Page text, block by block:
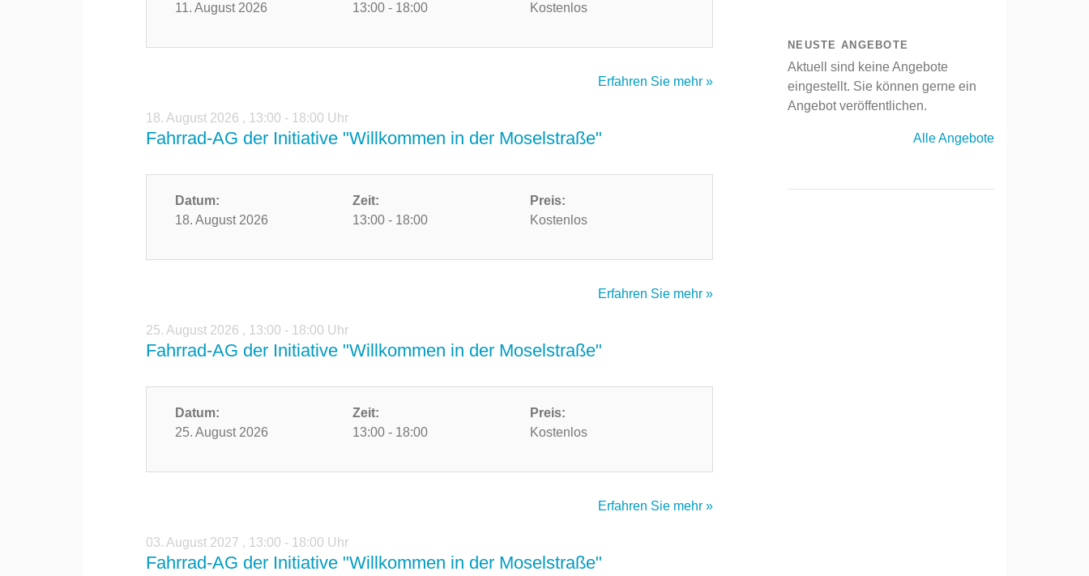
11. August 2026
13:00 - 18:00
Kostenlos
Erfahren Sie mehr »
18. August 2026 , 13:00 - 18:00 Uhr
Fahrrad-AG der Initiative "Willkommen in der Moselstraße"
Datum:
18. August 2026
Zeit:
13:00 - 18:00
Preis:
Kostenlos
Erfahren Sie mehr »
25. August 2026 , 13:00 - 18:00 Uhr
Fahrrad-AG der Initiative "Willkommen in der Moselstraße"
Datum:
25. August 2026
Zeit:
13:00 - 18:00
Preis:
Kostenlos
Erfahren Sie mehr »
03. August 2027 , 13:00 - 18:00 Uhr
Fahrrad-AG der Initiative "Willkommen in der Moselstraße"
NEUSTE ANGEBOTE
Aktuell sind keine Angebote
eingestellt. Sie können gerne ein
Angebot veröffentlichen.
Alle Angebote